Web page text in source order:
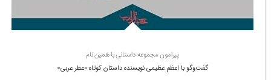
پیرامون مجموعه داستانی با همین نام
گفت‌وگو با اعظم عظیمی نویسنده داستان کوتاه «عطر عربی»